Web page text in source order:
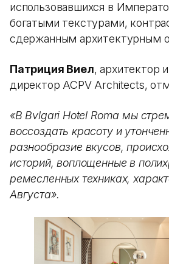
использовавшихся в
богатыми текстурами,
сдержанным архитектурным
Патриция Виел, архитектор
директор ACPV Architects,
«В Bvlgari Hotel Roma мы
воссоздать красоту и
разнообразие вкусов,
историй, воплощенные в
ремесленных техниках,
Августа».